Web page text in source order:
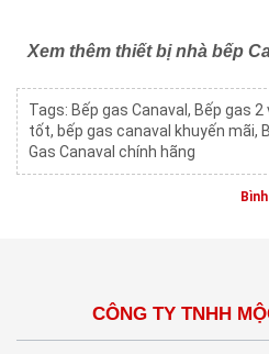
Xem thêm thiết bị nhà bếp
Tags: Bếp gas Canaval, Bếp gas 2
tốt, bếp gas canaval khuyến mãi,
Gas Canaval chính hãng
CÔNG TY TNHH